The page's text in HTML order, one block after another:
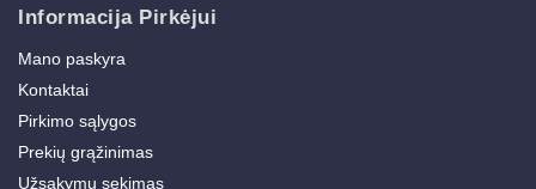
Informacija Pirkėjui
Mano paskyra
Kontaktai
Pirkimo sąlygos
Prekių grąžinimas
Užsakymų sekimas